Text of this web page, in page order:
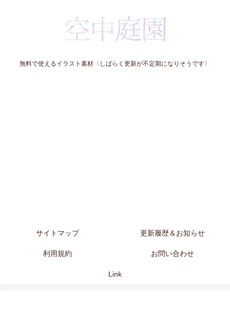
無料で使えるイラスト素材〈しばらく更新が不定期になりそうです〉
サイトマップ 更新履歴＆お知らせ
利用規約 お問い合わせ
Link